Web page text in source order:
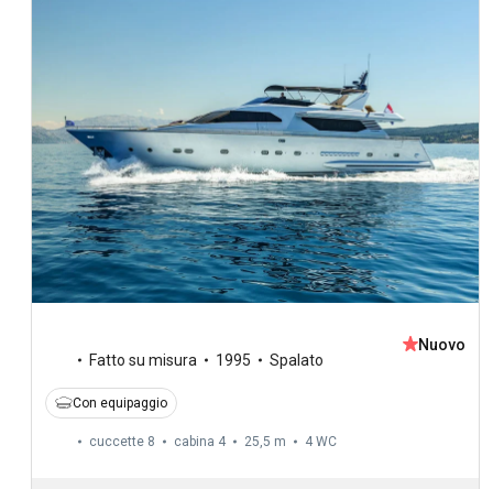
Fatto su misura 1995 Spalato
Nuovo
Con equipaggio
cuccette 8 cabina 4 25,5 m 4 WC